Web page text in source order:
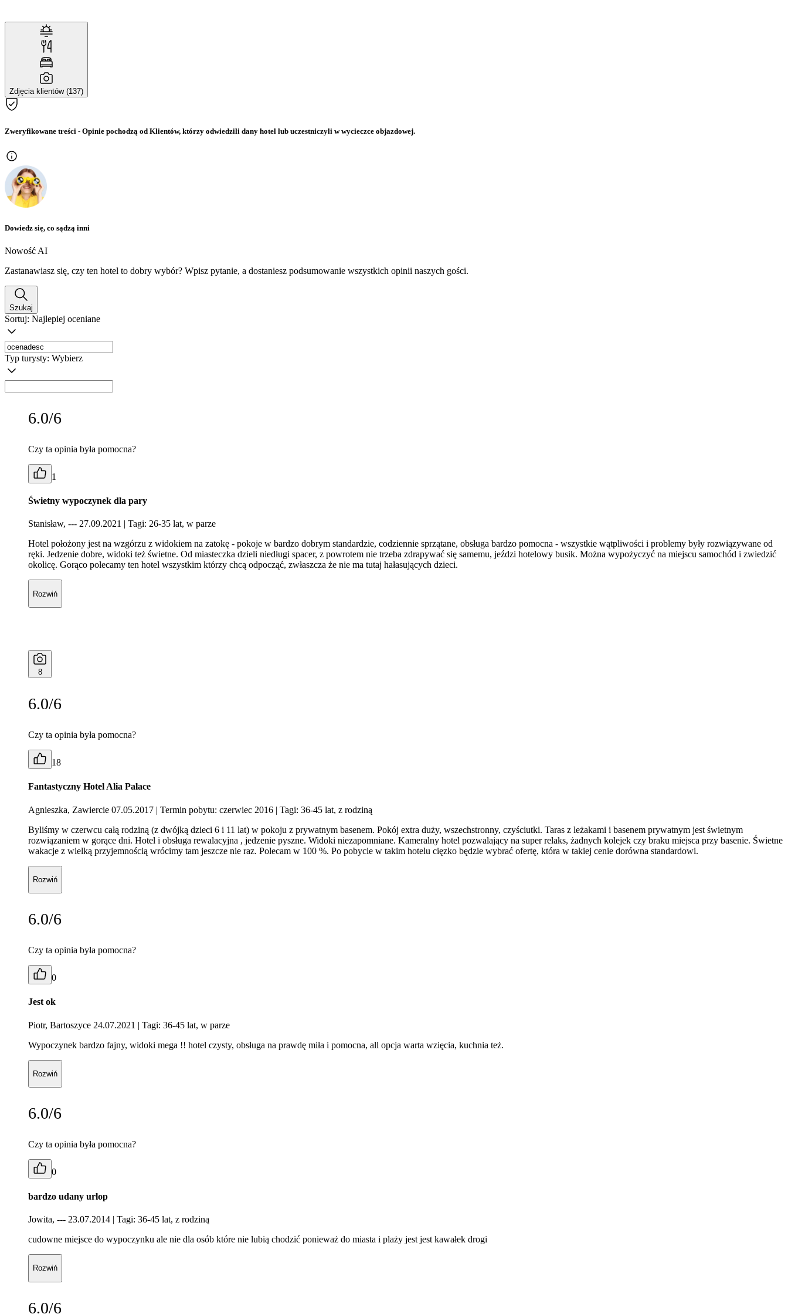
Zdjęcia klientów (137)
Zweryfikowane treści - Opinie pochodzą od Klientów, którzy odwiedzili dany hotel lub uczestniczyli w wycieczce objazdowej.
Dowiedz się, co sądzą inni
Nowość AI
Zastanawiasz się, czy ten hotel to dobry wybór? Wpisz pytanie, a dostaniesz podsumowanie wszystkich opinii naszych gości.
Szukaj
Sortuj: Najlepiej oceniane
Typ turysty: Wybierz
6.0/6
Czy ta opinia była pomocna?
1
Świetny wypoczynek dla pary
Stanisław, --- 27.09.2021 | Tagi: 26-35 lat, w parze
Hotel położony jest na wzgórzu z widokiem na zatokę - pokoje w bardzo dobrym standardzie, codziennie sprzątane, obsługa bardzo pomocna - wszystkie wątpliwości i problemy były rozwiązywane od
ręki. Jedzenie dobre, widoki też świetne. Od miasteczka dzieli niedługi spacer, z powrotem nie trzeba zdrapywać się samemu, jeździ hotelowy busik. Można wypożyczyć na miejscu samochód i zwiedzić
okolicę. Gorąco polecamy ten hotel wszystkim którzy chcą odpocząć, zwłaszcza że nie ma tutaj hałasujących dzieci.
Rozwiń
8
6.0/6
Czy ta opinia była pomocna?
18
Fantastyczny Hotel Alia Palace
Agnieszka, Zawiercie 07.05.2017 | Termin pobytu: czerwiec 2016 | Tagi: 36-45 lat, z rodziną
Byliśmy w czerwcu całą rodziną (z dwójką dzieci 6 i 11 lat) w pokoju z prywatnym basenem. Pokój extra duży, wszechstronny, czyściutki. Taras z leżakami i basenem prywatnym jest świetnym
rozwiązaniem w gorące dni. Hotel i obsługa rewalacyjna , jedzenie pyszne. Widoki niezapomniane. Kameralny hotel pozwalający na super relaks, żadnych kolejek czy braku miejsca przy basenie. Świetne
wakacje z wielką przyjemnością wrócimy tam jeszcze nie raz. Polecam w 100 %. Po pobycie w takim hotelu cięzko będzie wybrać ofertę, która w takiej cenie dorówna standardowi.
Rozwiń
6.0/6
Czy ta opinia była pomocna?
0
Jest ok
Piotr, Bartoszyce 24.07.2021 | Tagi: 36-45 lat, w parze
Wypoczynek bardzo fajny, widoki mega !! hotel czysty, obsługa na prawdę miła i pomocna, all opcja warta wzięcia, kuchnia też.
Rozwiń
6.0/6
Czy ta opinia była pomocna?
0
bardzo udany urlop
Jowita, --- 23.07.2014 | Tagi: 36-45 lat, z rodziną
cudowne miejsce do wypoczynku ale nie dla osób które nie lubią chodzić ponieważ do miasta i plaży jest jest kawałek drogi
Rozwiń
6.0/6